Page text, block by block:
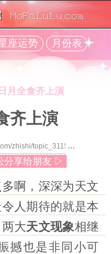
座运势 月份表
月全食齐上演
齐上演
...
分享给朋友 ▷
啊，深深为天文
人期待的就是本
大天文现象相继
撼也是非同小可